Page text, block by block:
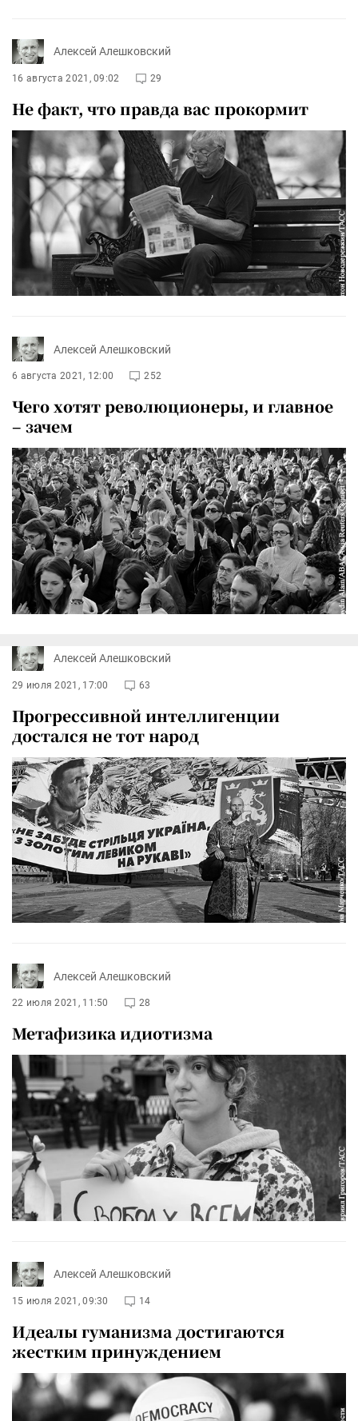
Алексей Алешковский
16 августа 2021, 09:02 29
Не факт, что правда вас прокормит
Алексей Алешковский
6 августа 2021, 12:00 252
Чего хотят революционеры, и главное
– зачем
Алексей Алешковский
29 июля 2021, 17:00 63
Прогрессивной интеллигенции
достался не тот народ
Алексей Алешковский
22 июля 2021, 11:50 28
Метафизика идиотизма
Алексей Алешковский
15 июля 2021, 09:30 14
Идеалы гуманизма достигаются
жестким принуждением